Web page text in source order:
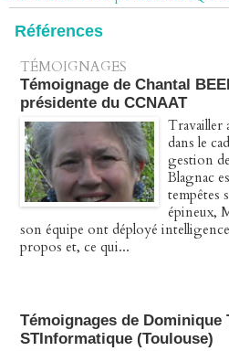
Péage autoroute : tout savoir (ou
collective ouverte le 2 avril
07/04/2026 -Christophe LEGUEVAQUES
Références
TÉMOIGNAGES
Témoignage de Chantal
présidente du CCNAAT
Travailler
dans le
gestion
Blagnac
tempêtes
épineux,
son équipe ont déployé
propos et, ce qui...
Témoignages de
STInformatique (Toulouse)